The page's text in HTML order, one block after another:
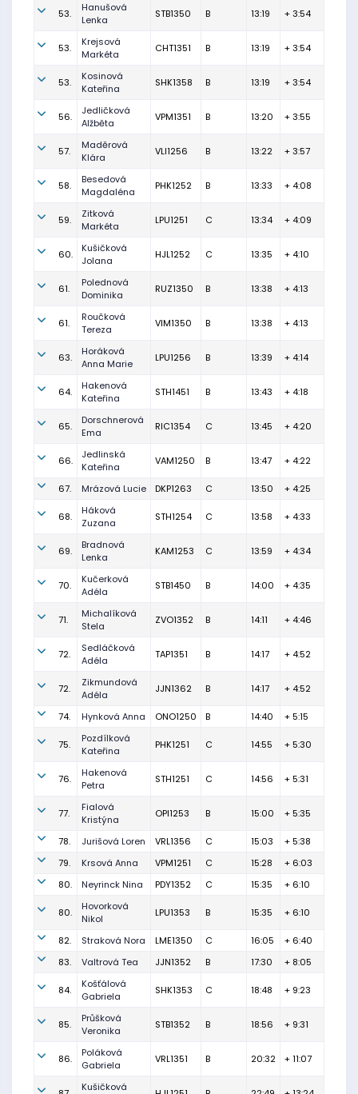
53.
Hanušová
Lenka
STB1350 B 13:19 + 3:54
53.
Krejsová
Markéta
CHT1351 B 13:19 + 3:54
53.
Kosinová
Kateřina
SHK1358 B 13:19 + 3:54
56.
Jedličková
Alžběta
VPM1351 B 13:20 + 3:55
57.
Maděrová
Klára
VLI1256 B 13:22 + 3:57
58.
Besedová
Magdaléna
PHK1252 B 13:33 + 4:08
59.
Zitková
Markéta
LPU1251 C 13:34 + 4:09
60.
Kušičková
Jolana
HJL1252 C 13:35 + 4:10
61.
Polednová
Dominika
RUZ1350 B 13:38 + 4:13
61.
Roučková
Tereza
VIM1350 B 13:38 + 4:13
63.
Horáková
Anna Marie
LPU1256 B 13:39 + 4:14
64.
Hakenová
Kateřina
STH1451 B 13:43 + 4:18
65.
Dorschnerová
Ema
RIC1354 C 13:45 + 4:20
66.
Jedlinská
Kateřina
VAM1250 B 13:47 + 4:22
67. Mrázová Lucie DKP1263 C 13:50 + 4:25
68.
Háková
Zuzana
STH1254 C 13:58 + 4:33
69.
Bradnová
Lenka
KAM1253 C 13:59 + 4:34
70.
Kučerková
Adéla
STB1450 B 14:00 + 4:35
71.
Michalíková
Stela
ZVO1352 B 14:11 + 4:46
72.
Sedláčková
Adéla
TAP1351 B 14:17 + 4:52
72.
Zikmundová
Adéla
JJN1362 B 14:17 + 4:52
74. Hynková Anna ONO1250 B 14:40 + 5:15
75.
Pozdílková
Kateřina
PHK1251 C 14:55 + 5:30
76.
Hakenová
Petra
STH1251 C 14:56 + 5:31
77.
Fialová
Kristýna
OPI1253 B 15:00 + 5:35
78. Jurišová Loren VRL1356 C 15:03
+ 5:38
79.
Krsová Anna VPM1251 C 15:28
+ 6:03
80.
Neyrinck Nina PDY1352 C 15:35 + 6:10
80.
Hovorková
Nikol
LPU1353 B 15:35 + 6:10
82. Straková Nora LME1350 C 16:05
+ 6:40
83.
Valtrová Tea JJN1352 B 17:30 + 8:05
84.
Košťálová
Gabriela
SHK1353 C 18:48 + 9:23
85.
Průšková
Veronika
STB1352 B 18:56 + 9:31
86.
Poláková
Gabriela
VRL1351 B 20:32 + 11:07
Kušičková